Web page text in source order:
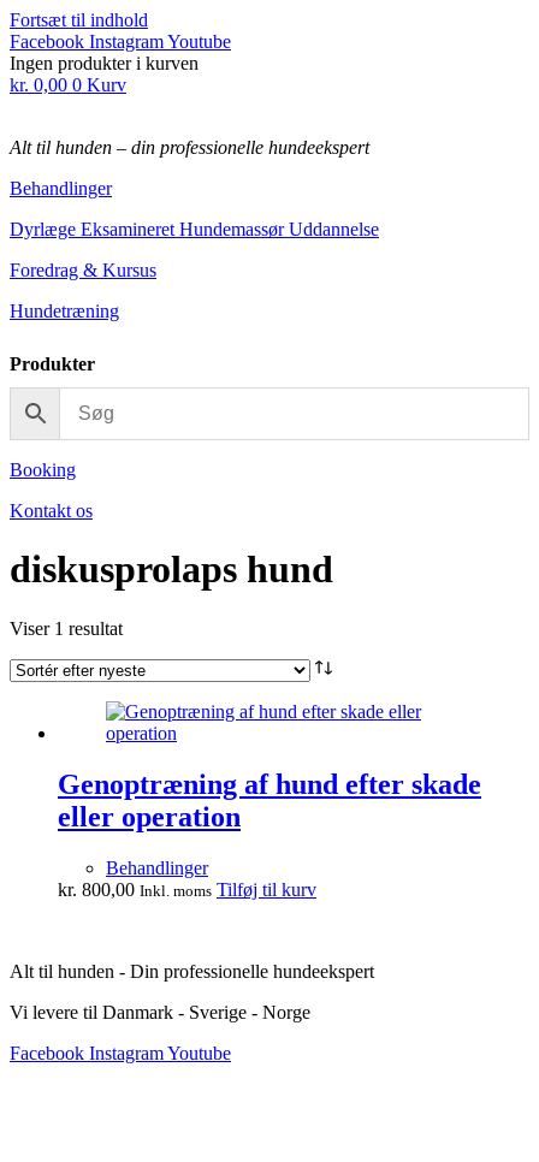
Fortsæt til indhold
Facebook InstagramYoutube
Ingen produkter i kurven
kr. 0,00 0 Kurv
Alt til hunden – din professionelle hundeekspert
Behandlinger
Dyrlæge Eksamineret Hundemassør Uddannelse
Foredrag & Kursus
Hundetræning
Produkter
Booking
Kontakt os
diskusprolaps hund
Viser 1 resultat
Genoptræning af hund efter skade
eller operation
Behandlinger
kr. 800,00 Inkl. moms Tilføj til kurv
Alt til hunden - Din professionelle hundeekspert
Vi levere til Danmark - Sverige - Norge
Facebook InstagramYoutube